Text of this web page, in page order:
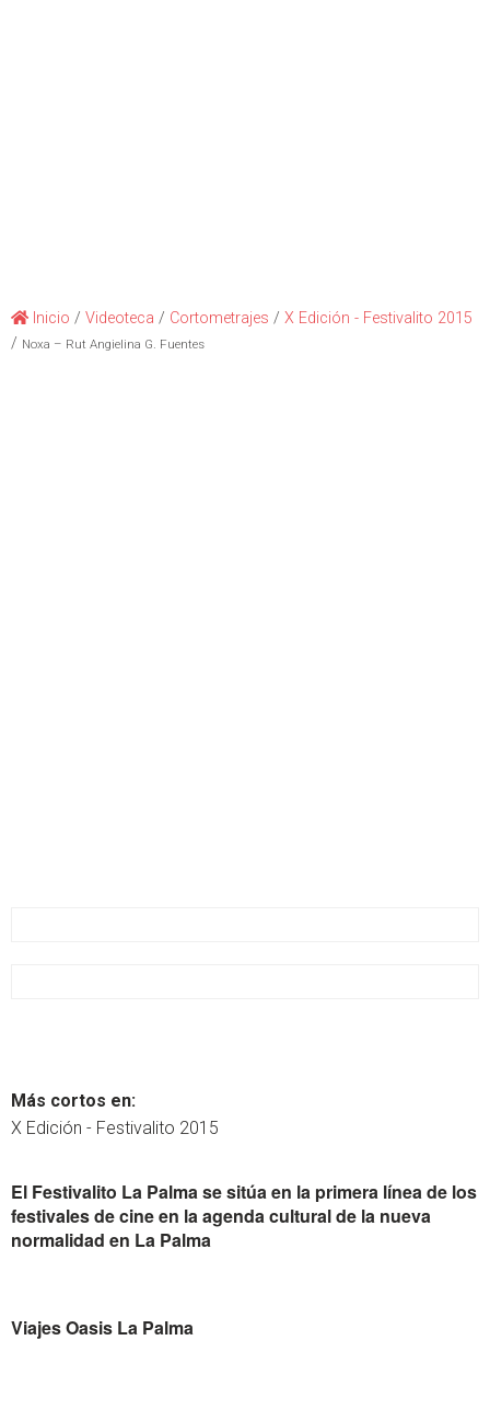
Inicio / Videoteca / Cortometrajes / X Edición - Festivalito 2015
/ Noxa – Rut Angielina G. Fuentes
Más cortos en:
X Edición - Festivalito 2015
El Festivalito La Palma se sitúa en la primera línea de los
festivales de cine en la agenda cultural de la nueva
normalidad en La Palma
Viajes Oasis La Palma